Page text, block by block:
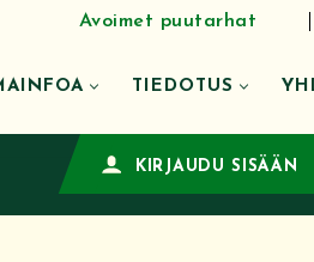
Avoimet puutarhat
TIEDOTUS
KIRJAUDU SISÄÄN